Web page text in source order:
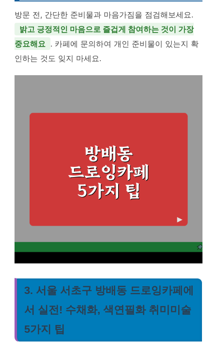
방문 전, 간단한 준비물과 마음가짐을 점검해보세요.
밝고 긍정적인 마음으로 즐겁게 참여하는 것이 가장
중요해요
. 카페에 문의하여 개인 준비물이 있는지 확
인하는 것도 잊지 마세요.
3. 서울 서초구 방배동 드로잉카페에
서 실전! 수채화, 색연필화 취미미술
5가지 팁